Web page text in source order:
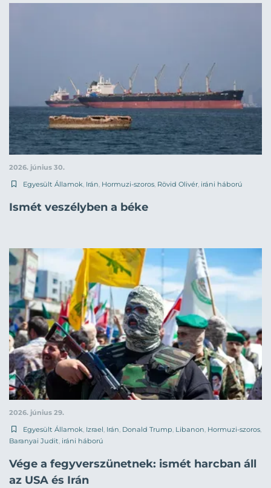
2026. június 30.
Egyesült Államok Irán Hormuzi-szoros Rövid Olivér iráni háború
Ismét veszélyben a béke
2026. június 29.
Egyesült Államok, Izrael, Irán, Donald Trump, Libanon, Hormuzi-szoros,
Baranyai Judit, iráni háború
Vége a fegyverszünetnek: ismét harcban áll
az USA és Irán